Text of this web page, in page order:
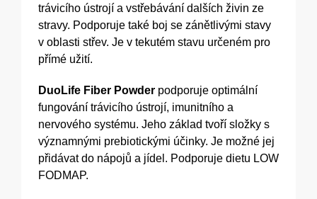
trávicího ústrojí a vstřebávání dalších živin ze
stravy. Podporuje také boj se zánětlivými stavy
v oblasti střev. Je v tekutém stavu určeném pro
přímé užití.
DuoLife Fiber Powder podporuje optimální
fungování trávicího ústrojí, imunitního a
nervového systému. Jeho základ tvoří složky s
významnými prebiotickými účinky. Je možné jej
přidávat do nápojů a jídel. Podporuje dietu LOW
FODMAP.